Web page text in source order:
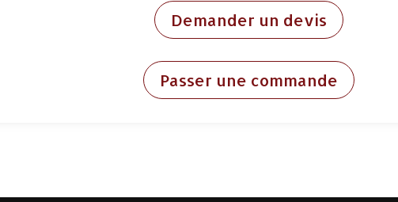
Demander un devis
Passer une commande